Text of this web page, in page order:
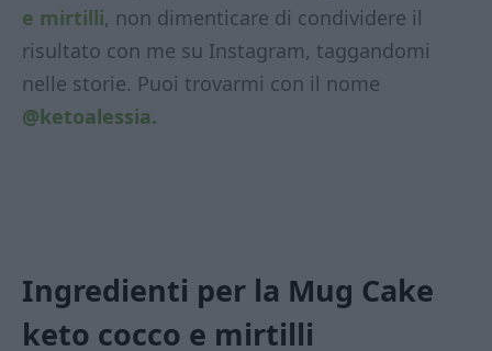
e mirtilli, non dimenticare di condividere il
risultato con me su Instagram, taggandomi
nelle storie. Puoi trovarmi con il nome
@ketoalessia.
Ingredienti per la Mug Cake
keto cocco e mirtilli